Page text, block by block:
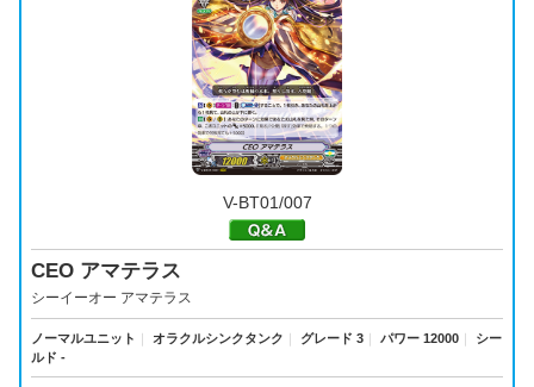
V-BT01/007
CEO アマテラス
シーイーオー アマテラス
ノーマルユニット ｜ オラクルシンクタンク ｜ グレード 3 ｜ パワー 12000 ｜
シー
ルド -